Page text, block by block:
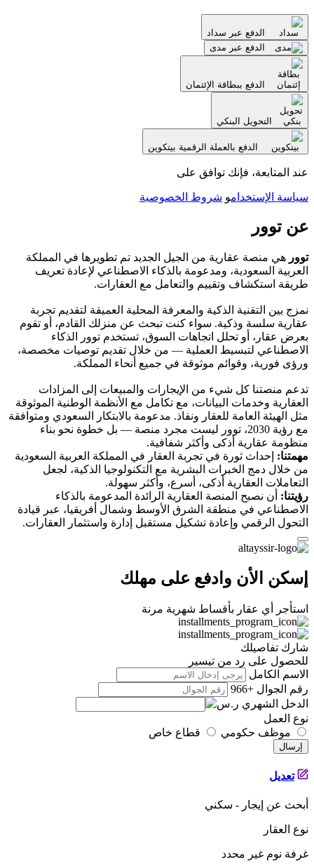
الدفع عبر سداد
الدفع عبر مدى
الدفع ببطاقة الإئتمان
التحويل البنكي
الدفع بالعملة الرقمية بيتكوين
عند المتابعة، فإنك توافق على
سياسة الإستخدامو شروط الخصوصية
عن توور
توور هي منصة عقارية من الجيل الجديد تم تطويرها في المملكة
العربية السعودية، ومدعومة بالذكاء الاصطناعي لإعادة تعريف
طريقة استكشاف وتقييم والتعامل مع العقارات.
نمزج بين التقنية الذكية والمعرفة المحلية العميقة لتقديم تجربة
عقارية سلسة وذكية. سواء كنت تبحث عن منزلك القادم، أو تقوم
بعرض عقار، أو تحلل اتجاهات السوق، تستخدم توور الذكاء
الاصطناعي لتبسيط العملية — من خلال تقديم توصيات مخصصة،
ورؤى فورية، وقوائم موثوقة في جميع أنحاء المملكة.
تدعم منصتنا كل شيء من الإيجارات والمبيعات إلى المزادات
العقارية وخدمات البيانات، مع تكامل مع الأنظمة الوطنية الموثوقة
مثل الهيئة العامة للعقار ونفاذ. مدعومة بالابتكار السعودي ومتوافقة
مع رؤية 2030، توور ليست مجرد منصة — بل خطوة نحو بناء
منظومة عقارية أذكى وأكثر شفافية.
مهمتنا: إحداث ثورة في تجربة العقار في المملكة العربية السعودية
من خلال دمج الخبرات البشرية مع التكنولوجيا الذكية، لجعل
التعاملات العقارية أذكى، أسرع، وأكثر سهولة.
رؤيتنا: أن نصبح المنصة العقارية الرائدة المدعومة بالذكاء
الاصطناعي في منطقة الشرق الأوسط وشمال أفريقيا، عبر قيادة
التحول الرقمي وإعادة تشكيل مستقبل إدارة واستثمار العقارات.
إسكن الأن وادفع على مهلك
استأجر أي عقار بأقساط شهرية مرنة
شارك تفاصيلك
للحصول على رد من تيسير
الاسم الكامل
رقم الجوال +966
الدخل الشهري
نوع العمل
موظف حكومي
قطاع خاص
إرسال
تعديل
أبحث عن إيجار - سكني
نوع العقار
غرفة نوم غير محدد